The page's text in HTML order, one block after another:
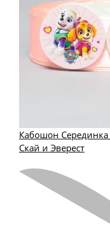
Кабошон
Скай и Эверест